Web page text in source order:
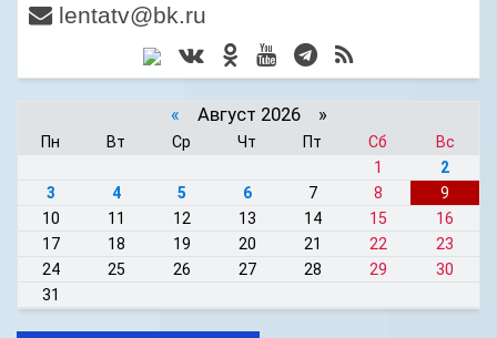
lentatv@bk.ru
« Август 2026 »
Пн Вт Ср Чт Пт Сб
Вс
1
2
3
4 5 6 7 8
9
10
11 12 13 14 15
16
17
18 19 20 21 22
23
24
25 26 27 28 29
30
31